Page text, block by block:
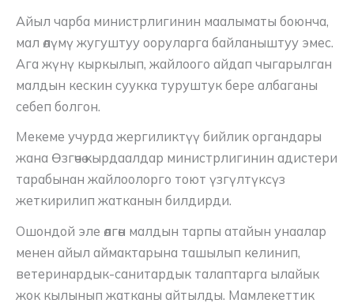
Айыл чарба министрлигинин маалыматы боюнча,
мал өлүмү жугуштуу ооруларга байланыштуу эмес.
Ага жүнү кыркылып, жайлоого айдап чыгарылган
малдын кескин суукка туруштук бере албаганы
себеп болгон.
Мекеме учурда жергиликтүү бийлик органдары
жана Өзгөчө кырдаалдар министрлигинин адистери
тарабынан жайлоолорго тоют үзгүлтүксүз
жеткирилип жатканын билдирди.
Ошондой эле өлгөн малдын тарпы атайын унаалар
менен айыл аймактарына ташылып келинип,
ветеринардык-санитардык талаптарга ылайык
жок кылынып жатканы айтылды. Мамлекеттик